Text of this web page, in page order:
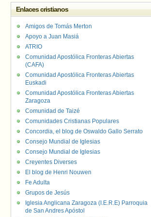
Enlaces cristianos
Amigos de Tomás Merton
Apoyo a Juan Masiá
ATRIO
Comunidad Apostólica Fronteras Abiertas
(CAFA)
Comunidad Apostólica Fronteras Abiertas
Euskadi
Comunidad Apostólica Fronteras Abiertas
Zaragoza
Comunidad de Taizé
Comunidades Cristianas Populares
Concordia, el blog de Oswaldo Gallo Serrato
Consejo Mundial de Iglesias
Consejo Mundial de Iglesias
Creyentes Diverses
El blog de Henri Nouwen
Fe Adulta
Grupos de Jesús
Iglesia Anglicana Zaragoza (I.E.R.E) Parroquia
de San Andres Apóstol